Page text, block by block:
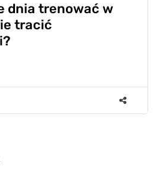
dnia trenować w
tracić